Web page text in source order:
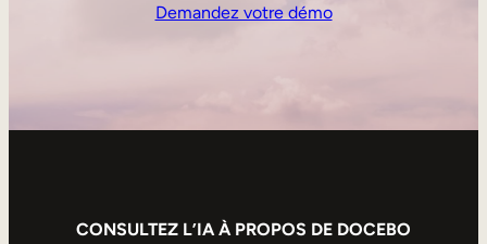
Demandez votre démo
CONSULTEZ L’IA À PROPOS DE DOCEBO